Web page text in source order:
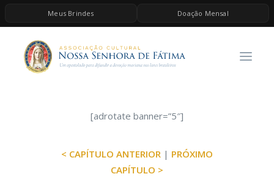
Meus Brindes Doação Mensal
HOME
A ASSOCIAÇÃO
ESPIRITUALIDADE
BRINDES
[adrotate banner=”5″]
< CAPÍTULO ANTERIOR | PRÓXIMO
CAPÍTULO >